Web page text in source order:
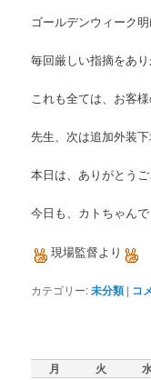
ゴールデンウィーク
毎回厳しい指摘をあり
これも全ては、お客様
先生、次は追加外装下
本日は、ありがとう
今日も、カトちゃんで
現場監督より
カテゴリー:未分類 | コ
月 火